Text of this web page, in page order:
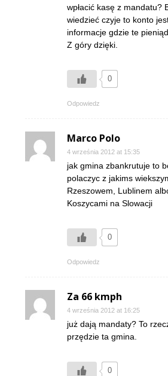
wpłacić kasę z mandatu?
wiedzieć czyje to konto
informacje gdzie te
Z góry dzięki.
0
Odpowiedz
Marco Polo
4 września 2012 at 15:35
jak gmina zbankrutuje to
polaczyc z jakims
Rzeszowem, Lublinem
Koszycami na Slowacji
0
Odpowiedz
Za 66 kmph
4 września 2012 at 16:25
już dają mandaty? To
przędzie ta gmina.
0